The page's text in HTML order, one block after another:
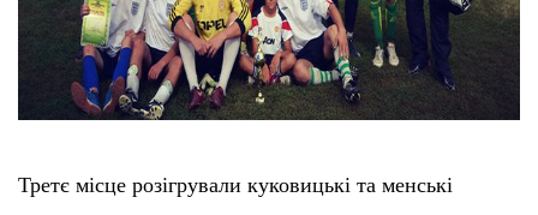
Третє місце розігрували куковицькі та менські